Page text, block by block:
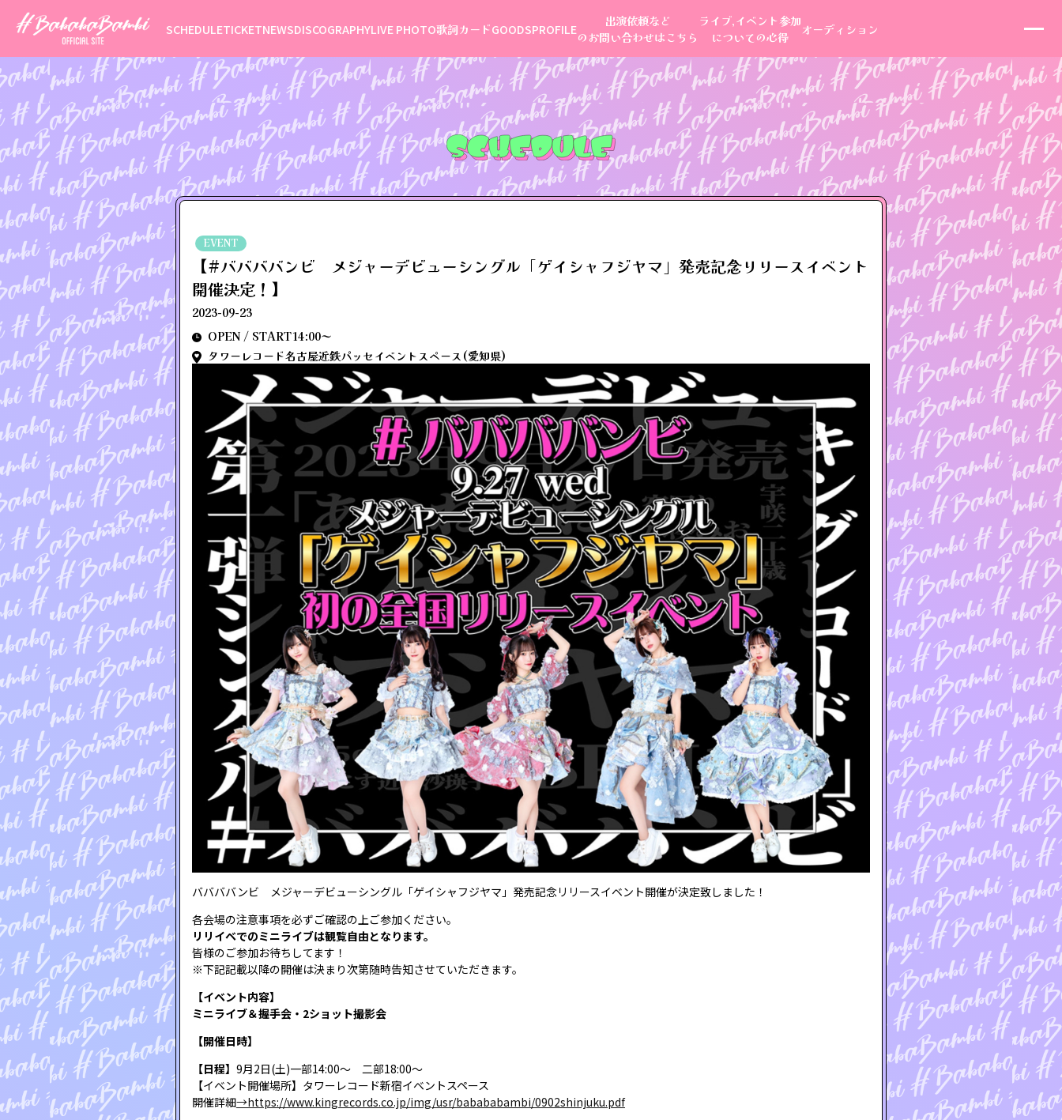
SCHEDULETICKETNEWSDISCOGRAPHYLIVE PHOTO歌詞カードGOODSPROFILE
出演依頼など
のお問い合わせはこちら
ライブ,イベント参加
についての心得
オーディション
EVENT
【#ババババンビ メジャーデビューシングル「ゲイシャフジヤマ」発売記念リリースイベント
開催決定！】
2023-09-23
OPEN / START14:00～
タワーレコード名古屋近鉄パッセイベントスペース(愛知県)
ババババンビ メジャーデビューシングル「ゲイシャフジヤマ」発売記念リリースイベント開催が決定致しました！
各会場の注意事項を必ずご確認の上ご参加ください。
リリイベでのミニライブは観覧自由となります。
皆様のご参加お待ちしてます！
※下記記載以降の開催は決まり次第随時告知させていただきます。
【イベント内容】
ミニライブ＆握手会・2ショット撮影会
【開催日時】
【日程】 9月2日(土)一部14:00～ 二部18:00～
【イベント開催場所】タワーレコード新宿イベントスペース
開催詳細→https://www.kingrecords.co.jp/img/usr/babababambi/0902shinjuku.pdf